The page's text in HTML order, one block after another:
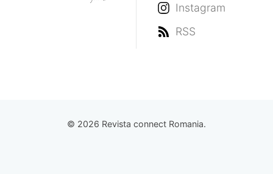
Instagram
RSS
© 2026 Revista connect Romania.